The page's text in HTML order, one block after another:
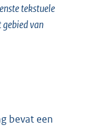
tekstuele
van
bevat een